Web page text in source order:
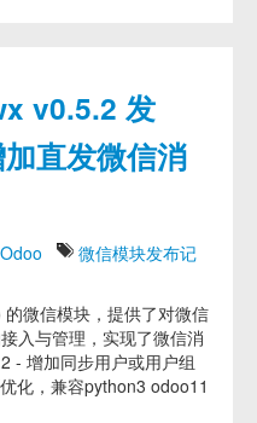
v0.5.2 发
直发微信消
Odoo
微信模块发布记
微信模块，提供了对微信
入与管理，实现了微信消
- 增加同步用户或用户组
化，兼容python3 odoo11